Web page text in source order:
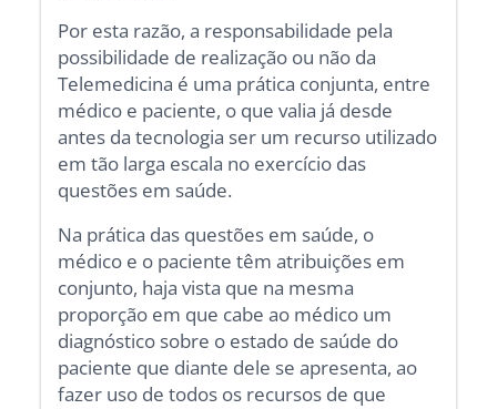
Por esta razão, a responsabilidade pela
possibilidade de realização ou não da
Telemedicina é uma prática conjunta, entre
médico e paciente, o que valia já desde
antes da tecnologia ser um recurso utilizado
em tão larga escala no exercício das
questões em saúde.
Na prática das questões em saúde, o
médico e o paciente têm atribuições em
conjunto, haja vista que na mesma
proporção em que cabe ao médico um
diagnóstico sobre o estado de saúde do
paciente que diante dele se apresenta, ao
fazer uso de todos os recursos de que